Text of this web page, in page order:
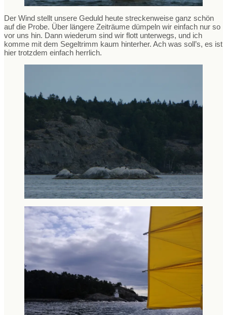
Der Wind stellt unsere Geduld heute streckenweise ganz schön
auf die Probe. Über längere Zeiträume dümpeln wir einfach nur so
vor uns hin. Dann wiederum sind wir flott unterwegs, und ich
komme mit dem Segeltrimm kaum hinterher. Ach was soll’s, es ist
hier trotzdem einfach herrlich.